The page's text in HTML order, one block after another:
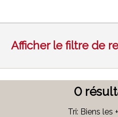
Afficher le filtre de
0
Tri: Biens les